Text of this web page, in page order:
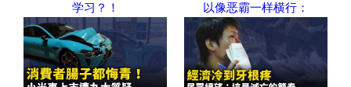
学习？！
以像恶霸一样横行：